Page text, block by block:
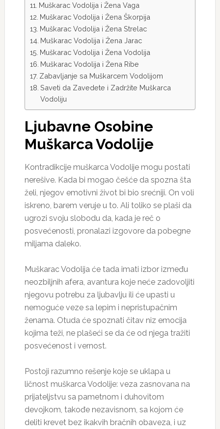
Muškarac Vodolija i Žena Vaga
Muškarac Vodolija i Žena Škorpija
Muškarac Vodolija i Žena Strelac
Muškarac Vodolija i Žena Jarac
Muškarac Vodolija i Žena Vodolija
Muškarac Vodolija i Žena Ribe
Zabavljanje sa Muškarcem Vodolijom
Saveti da Zavedete i Zadržite Muškarca
Vodoliju
Ljubavne Osobine
Muškarca Vodolije
Kontradikcije muškarca Vodolije mogu postati
nerešive. Kada bi mogao češće da spozna šta
želi, njegov emotivni život bi bio srećniji. On voli
iskreno, barem veruje u to. Ali toliko se plaši da
ugrozi svoju slobodu da, kada je reč o
posvećenosti, pronalazi izgovore da pobegne
miljama daleko.
Muškarac Vodolija će tada imati izbor između
neozbiljnih afera, avantura koje neće zadovoljiti
njegovu potrebu za ljubavlju ili će upasti u
nemoguće veze sa lepim i nepristupačnim
ženama. Otuda će spoznati čitav niz emocija
kojima teži, ne plašeći se da će od njega tražiti
posvećenost i vernost.
Postoji razumno rešenje koje se uklapa u
ličnost muškarca Vodolije: veza zasnovana na
prijateljstvu sa pametnom i duhovitom
devojkom, takođe nezavisnom, sa kojom će
deliti krevet bez ikakvih bračnih obaveza, i uz